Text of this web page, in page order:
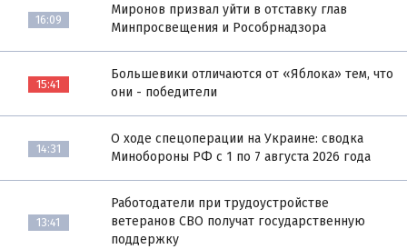
16:09
Миронов призвал уйти в отставку глав
Минпросвещения и Рособрнадзора
15:41
Большевики отличаются от «Яблока» тем, что
они - победители
14:31
О ходе спецоперации на Украине: сводка
Минобороны РФ с 1 по 7 августа 2026 года
13:41
Работодатели при трудоустройстве
ветеранов СВО получат государственную
поддержку